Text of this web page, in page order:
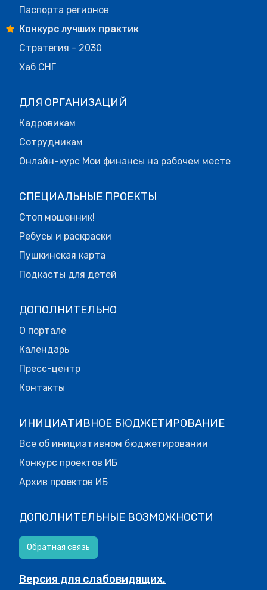
Паспорта регионов
Конкурс лучших практик
Стратегия - 2030
Хаб СНГ
ДЛЯ ОРГАНИЗАЦИЙ
Кадровикам
Сотрудникам
Онлайн-курс Мои финансы на рабочем месте
СПЕЦИАЛЬНЫЕ ПРОЕКТЫ
Стоп мошенник!
Ребусы и раскраски
Пушкинская карта
Подкасты для детей
ДОПОЛНИТЕЛЬНО
О портале
Календарь
Пресс-центр
Контакты
ИНИЦИАТИВНОЕ БЮДЖЕТИРОВАНИЕ
Все об инициативном бюджетировании
Конкурс проектов ИБ
Архив проектов ИБ
ДОПОЛНИТЕЛЬНЫЕ ВОЗМОЖНОСТИ
Обратная связь
Версия для слабовидящих.